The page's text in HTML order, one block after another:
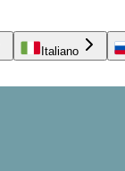
Italiano